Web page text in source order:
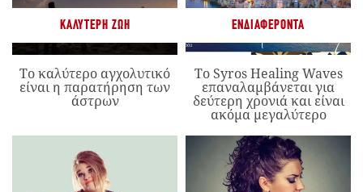
ΚΑΛΎΤΕΡΗ ΖΩΉ
Το καλύτερο αγχολυτικό
είναι η παρατήρηση των
άστρων
ΕΝΔΙΑΦΈΡΟΝΤΑ
Το Syros Healing Waves
επαναλαμβάνεται για
δεύτερη χρονιά και είναι
ακόμα μεγαλύτερο